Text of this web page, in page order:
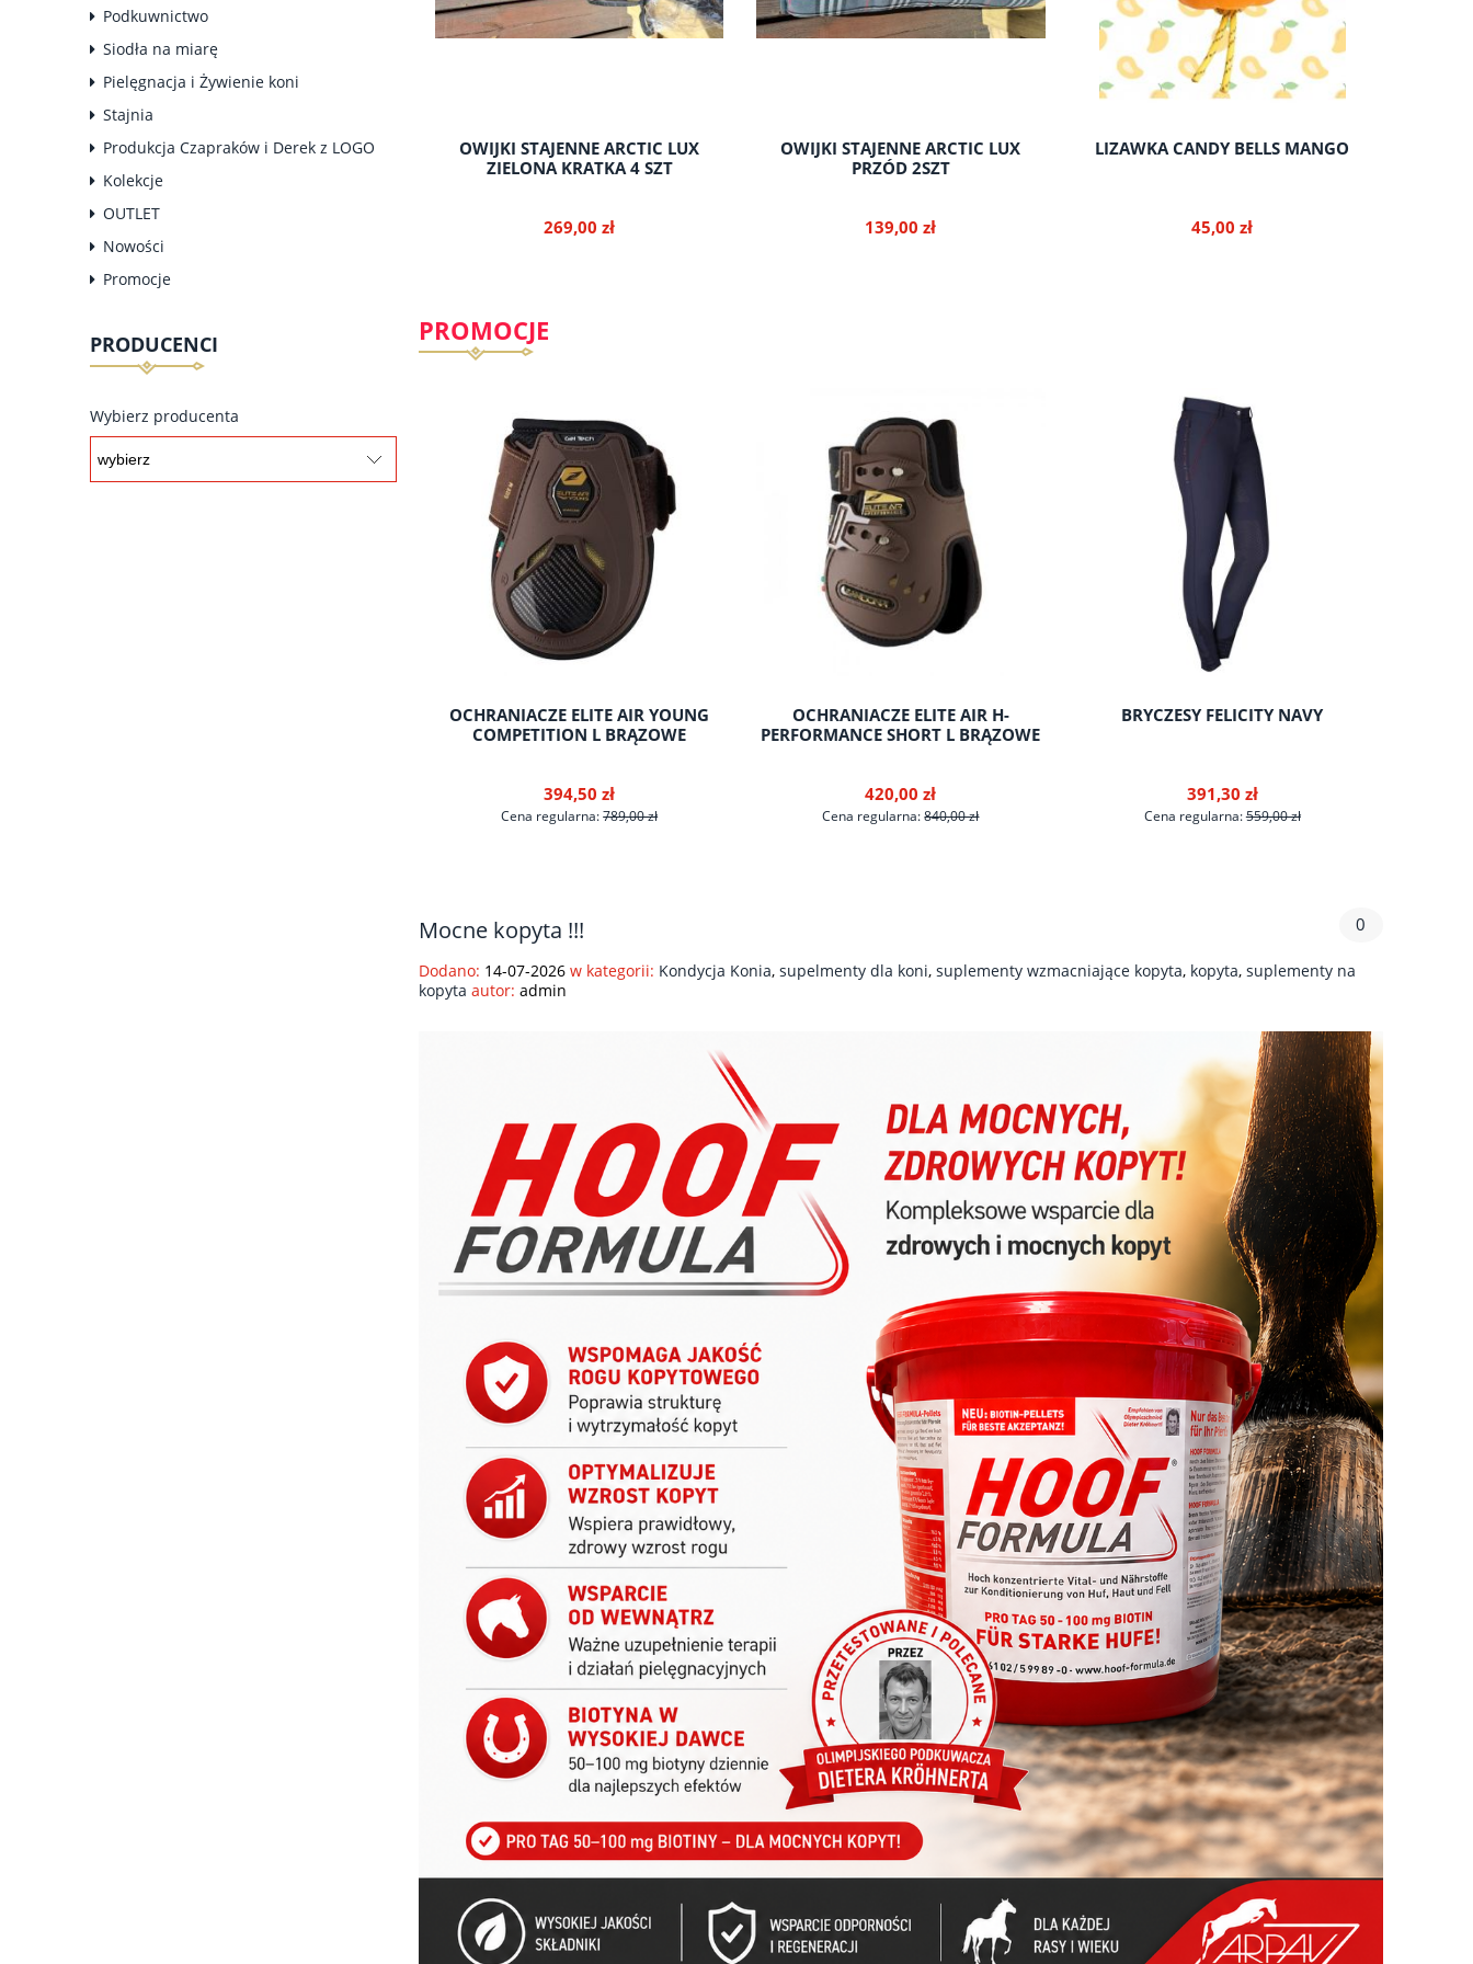
Podkuwnictwo
Siodła na miarę
Pielęgnacja i Żywienie koni
Stajnia
Produkcja Czapraków i Derek z LOGO
Kolekcje
OUTLET
Nowości
Promocje
PRODUCENCI
Wybierz producenta
BRYCZESY/ LEGINSY BLUE MIST 38
OWIJKI STAJENNE ARCTIC LUX
ZIELONA KRATKA 4 SZT
269,00 zł
OWIJKI STAJENNE ARCTIC LUX
PRZÓD 2SZT
139,00 zł
LIZAWKA CANDY BELLS MANGO
45,00 zł
PROMOCJE
OCHRANIACZE ELITE AIR YOUNG
COMPETITION L BRĄZOWE
394,50 zł
Cena regularna:789,00 zł
do koszyka
OCHRANIACZE ELITE AIR H-
PERFORMANCE SHORT L BRĄZOWE
420,00 zł
Cena regularna:840,00 zł
BRYCZESY FELICITY NAVY
391,30 zł
Cena regularna:559,00 zł
Mocne kopyta !!! 0
Dodano: 14-07-2026 w kategorii: Kondycja Konia, supelmenty dla koni, suplementy wzmacniające kopyta, kopyta, suplementy na
kopyta autor: admin